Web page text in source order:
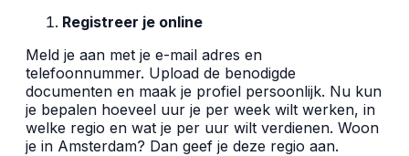
Registreer je online
Meld je aan met je e-mail adres en
telefoonnummer. Upload de benodigde
documenten en maak je profiel persoonlijk. Nu kun
je bepalen hoeveel uur je per week wilt werken, in
welke regio en wat je per uur wilt verdienen. Woon
je in Amsterdam? Dan geef je deze regio aan.